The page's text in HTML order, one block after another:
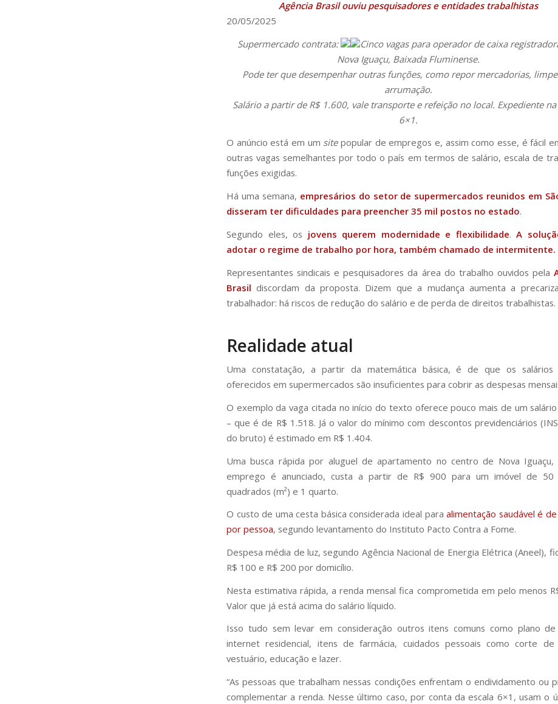
Agência Brasil ouviu pesquisadores e entidades trabalhistas
20/05/2025
Supermercado contrata:
Cinco vagas para operador de caixa
Nova Iguaçu, Baixada Fluminense.
Pode ter que desempenhar outras funções, como repor mercadorias,
arrumação.
Salário a partir de R$ 1.600, vale transporte e refeição no local. Expediente na
6×1.
O anúncio está em um sitepopular de empregos e, assim como esse, é fácil
outras vagas semelhantes por todo o país em termos de salário, escala de
funções exigidas.
Há uma semana, empresários do setor de supermercados reunidos em
disseram ter dificuldades para preencher 35 mil postos no estado.
Segundo eles, os jovens querem modernidade e flexibilidade. A
adotar o regime de trabalho por hora, também chamado de intermitente.
Representantes sindicais e pesquisadores da área do trabalho ouvidos pela
Brasil discordam da proposta. Dizem que a mudança aumenta a
trabalhador: há riscos de redução do salário e de perda de direitos trabalhistas.
Realidade atual
Uma constatação, a partir da matemática básica, é de que os salários
oferecidos em supermercados são insuficientes para cobrir as despesas
O exemplo da vaga citada no início do texto oferece pouco mais de um
– que é de R$ 1.518. Já o valor do mínimo com descontos previdenciários
do bruto) é estimado em R$ 1.404.
Uma busca rápida por aluguel de apartamento no centro de Nova
emprego é anunciado, custa a partir de R$ 900 para um imóvel de 50
quadrados (m²) e 1 quarto.
O custo de uma cesta básica considerada ideal paraalimentação saudável é
por pessoa, segundo levantamento do Instituto Pacto Contra a Fome.
Despesa média de luz, segundo Agência Nacional de Energia Elétrica (Aneel),
R$ 100 e R$ 200 por domicílio.
Nesta estimativa rápida, a renda mensal fica comprometida em pelo menos
Valor que já está acima do salário líquido.
Isso tudo sem levar em consideração outros itens comuns como plano de
internet residencial, itens de farmácia, cuidados pessoais como corte de
vestuário, educação e lazer.
“As pessoas que trabalham nessas condições enfrentam o endividamento ou
complementar a renda. Nesse último caso, por conta da escala 6×1, usam o